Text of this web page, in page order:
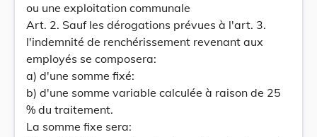
ou une exploitation communale
Art. 2. Sauf les dérogations prévues à l'art. 3.
l'indemnité de renchérissement revenant aux
employés se composera:
a) d'une somme fixé:
b) d'une somme variable calculée à raison de 25
% du traitement.
La somme fixe sera: